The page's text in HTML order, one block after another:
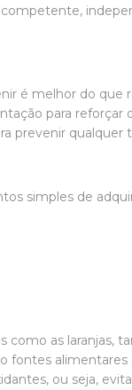
é melhor do que
para reforçar
prevenir qualquer
simples de
como as laranjas,
fontes
ou seja,